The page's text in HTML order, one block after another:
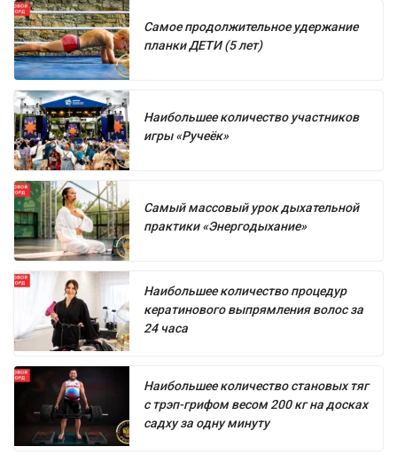
Самое продолжительное удержание
планки ДЕТИ (5 лет)
Наибольшее количество участников
игры «Ручеёк»
Самый массовый урок дыхательной
практики «Энергодыхание»
Наибольшее количество процедур
кератинового выпрямления волос за
24 часа
Наибольшее количество становых тяг
с трэп-грифом весом 200 кг на досках
садху за одну минуту